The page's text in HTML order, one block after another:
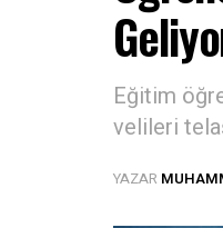
Eğitim
velileri
YAZAR